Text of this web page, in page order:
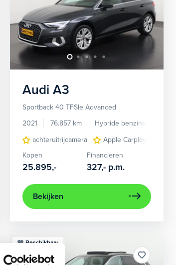
donker lichtmetalen velgen 7-spaaks 17"
Audi A3
Sportback 40 TFSIe Advanced
2021
76.857 km Hybride benzine
achteruitrijcamera
Apple Carplay/Android
Kopen
25.895,-
Financieren
327,- p.m.
Bekijken
Beschikbaar